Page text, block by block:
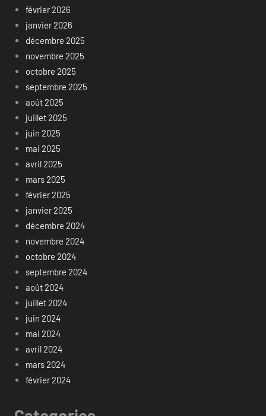
février 2026
janvier 2026
décembre 2025
novembre 2025
octobre 2025
septembre 2025
août 2025
juillet 2025
juin 2025
mai 2025
avril 2025
mars 2025
février 2025
janvier 2025
décembre 2024
novembre 2024
octobre 2024
septembre 2024
août 2024
juillet 2024
juin 2024
mai 2024
avril 2024
mars 2024
février 2024